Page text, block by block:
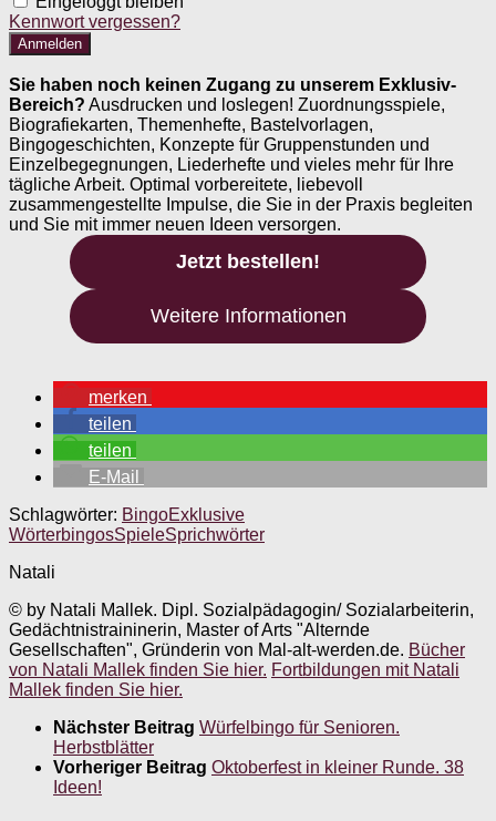
Kennwort vergessen?
Sie haben noch keinen Zugang zu unserem Exklusiv-
Bereich? Ausdrucken und loslegen! Zuordnungsspiele,
Biografiekarten, Themenhefte, Bastelvorlagen,
Bingogeschichten, Konzepte für Gruppenstunden und
Einzelbegegnungen, Liederhefte und vieles mehr für Ihre
tägliche Arbeit. Optimal vorbereitete, liebevoll
zusammengestellte Impulse, die Sie in der Praxis begleiten
und Sie mit immer neuen Ideen versorgen.
Jetzt bestellen!
Weitere Informationen
merken
teilen
teilen
E-Mail
Schlagwörter: BingoExklusive
WörterbingosSpieleSprichwörter
Natali
© by Natali Mallek. Dipl. Sozialpädagogin/ Sozialarbeiterin,
Gedächtnistraininerin, Master of Arts "Alternde
Gesellschaften", Gründerin von Mal-alt-werden.de. Bücher
von Natali Mallek finden Sie hier. Fortbildungen mit Natali
Mallek finden Sie hier.
Nächster Beitrag Würfelbingo für Senioren.
Herbstblätter
Vorheriger Beitrag Oktoberfest in kleiner Runde. 38
Ideen!